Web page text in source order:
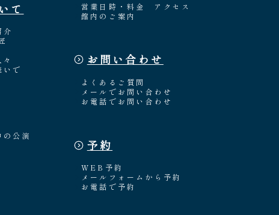
て
介
いで
の公演
営業日時・料金
アクセス
館内のご案内
お問い合わせ
よくあるご質問
メールでお問い合わせ
お電話でお問い合わせ
予約
WEB予約
メールフォームから予約
お電話で予約